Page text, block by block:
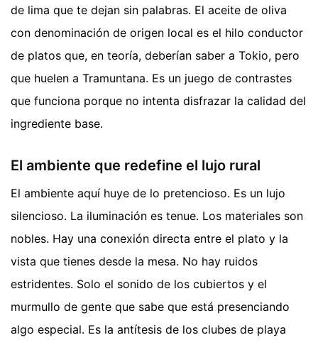
de lima que te dejan sin palabras. El aceite de oliva
con denominación de origen local es el hilo conductor
de platos que, en teoría, deberían saber a Tokio, pero
que huelen a Tramuntana. Es un juego de contrastes
que funciona porque no intenta disfrazar la calidad del
ingrediente base.
El ambiente que redefine el lujo rural
El ambiente aquí huye de lo pretencioso. Es un lujo
silencioso. La iluminación es tenue. Los materiales son
nobles. Hay una conexión directa entre el plato y la
vista que tienes desde la mesa. No hay ruidos
estridentes. Solo el sonido de los cubiertos y el
murmullo de gente que sabe que está presenciando
algo especial. Es la antítesis de los clubes de playa